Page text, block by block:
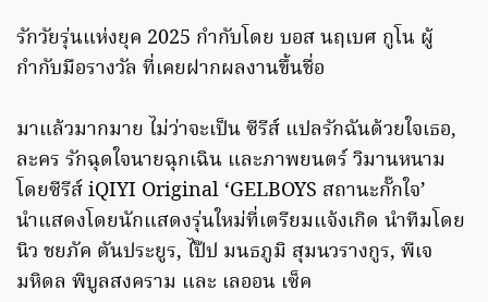
รักวัยรุ่นแห่งยุค 2025 กำกับโดย บอส นฤเบศ กูโน ผู้
กำกับมือรางวัล ที่เคยฝากผลงานขึ้นชื่อ
มาแล้วมากมาย ไม่ว่าจะเป็น ซีรีส์ แปลรักฉันด้วยใจเธอ,
ละคร รักฉุดใจนายฉุกเฉิน และภาพยนตร์ วิมานหนาม
โดยซีรีส์ iQIYI Original ‘GELBOYS สถานะกั๊กใจ’
นำแสดงโดยนักแสดงรุ่นใหม่ที่เตรียมแจ้งเกิด นำทีมโดย
นิว ชยภัค ตันประยูร, ไป๊ป มนธภูมิ สุมนวรางกูร, พีเจ
มหิดล พิบูลสงคราม และ เลออน เซ็ค